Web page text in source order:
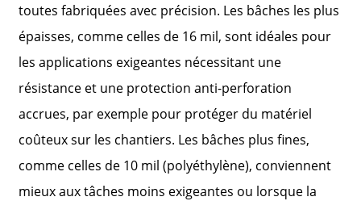
toutes fabriquées avec précision. Les bâches les plus
épaisses, comme celles de 16 mil, sont idéales pour
les applications exigeantes nécessitant une
résistance et une protection anti-perforation
accrues, par exemple pour protéger du matériel
coûteux sur les chantiers. Les bâches plus fines,
comme celles de 10 mil (polyéthylène), conviennent
mieux aux tâches moins exigeantes ou lorsque la